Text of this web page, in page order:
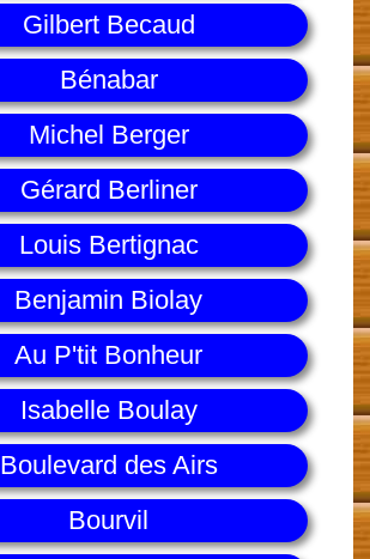
Gilbert Becaud
Bénabar
Michel Berger
Gérard Berliner
Louis Bertignac
Benjamin Biolay
Au P'tit Bonheur
Isabelle Boulay
Boulevard des Airs
Bourvil